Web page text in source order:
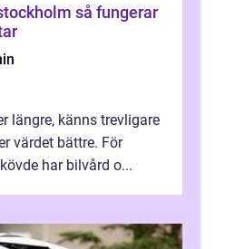
så fungerar
längre, känns trevligare
värdet bättre. För
har bilvård o...